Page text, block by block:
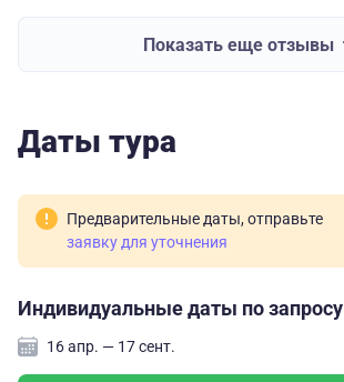
Показать еще отзывы
Даты тура
Предварительные даты, отправьте
заявку для уточнения
Индивидуальные даты по запросу
16 апр. — 17 сент.